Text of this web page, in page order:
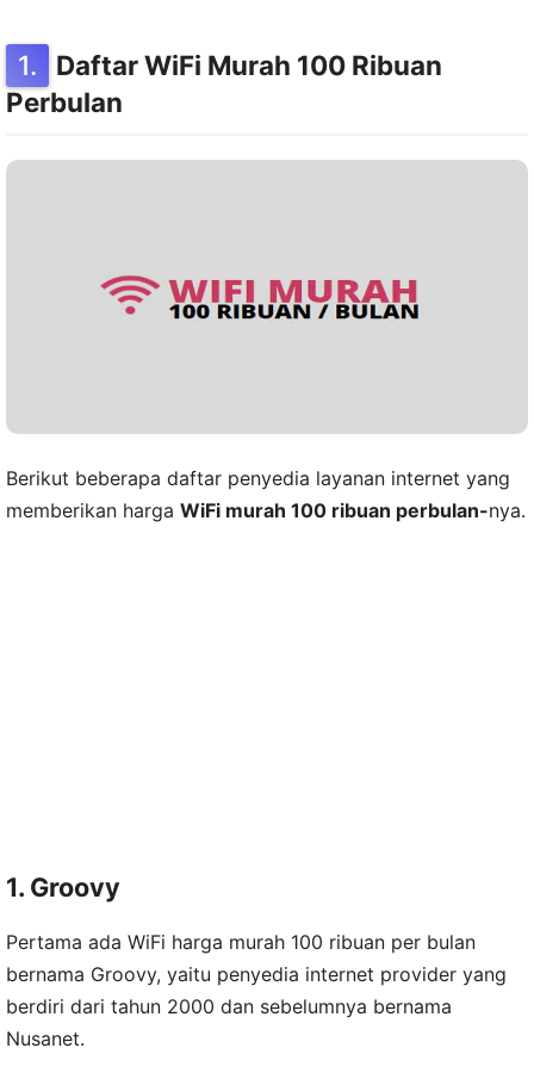
Daftar WiFi Murah 100 Ribuan
Perbulan
Berikut beberapa daftar penyedia layanan internet yang
memberikan harga WiFi murah 100 ribuan perbulan-nya.
1. Groovy
Pertama ada WiFi harga murah 100 ribuan per bulan
bernama Groovy, yaitu penyedia internet provider yang
berdiri dari tahun 2000 dan sebelumnya bernama
Nusanet.